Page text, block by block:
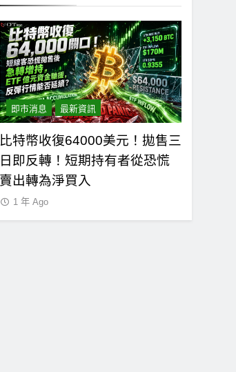
即市消息 最新資訊
比特幣收復64000美元！拋售三
日即反轉！短期持有者從恐慌
賣出轉為淨買入
1 年 Ago